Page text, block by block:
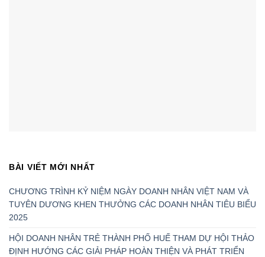
BÀI VIẾT MỚI NHẤT
CHƯƠNG TRÌNH KỶ NIỆM NGÀY DOANH NHÂN VIỆT NAM VÀ
TUYÊN DƯƠNG KHEN THƯỞNG CÁC DOANH NHÂN TIÊU BIỂU
2025
HỘI DOANH NHÂN TRẺ THÀNH PHỐ HUẾ THAM DỰ HỘI THẢO
ĐỊNH HƯỚNG CÁC GIẢI PHÁP HOÀN THIỆN VÀ PHÁT TRIỂN